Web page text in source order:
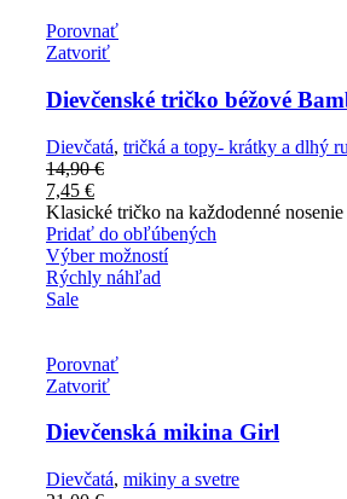
Porovnať
Zatvoriť
Dievčenské tričko béžové
Dievčatá, tričká a topy- krátky a dlhý
14,90€
7,45 €
Klasické tričko na každodenné
Pridať do obľúbených
Výber možností
Rýchly náhľad
Sale
Porovnať
Zatvoriť
Dievčenská mikina Girl
Dievčatá, mikiny a svetre